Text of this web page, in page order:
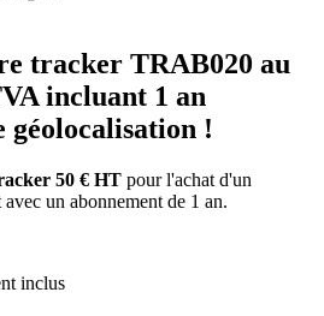
tracker TRAB020 au
incluant 1 an
géolocalisation !
50 € HT pour l'achat d'un
un abonnement de 1 an.
inclus